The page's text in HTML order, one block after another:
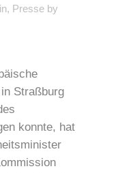
, Presse by
Straßburg
konnte, hat